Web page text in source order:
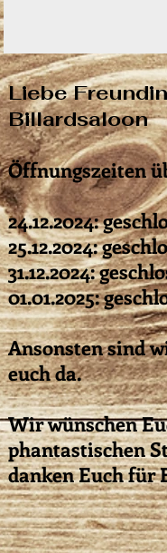
Liebe
Billardsaloon
Öffnungszeiten
24.12.2024:
25.12.2024:
31.12.2024:
01.01.2025:
Ansonsten sind
euch da.
Wir wünschen
phantastischen
danken Euch für